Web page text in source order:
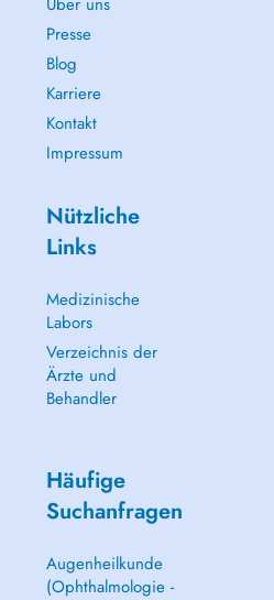
Presse
Blog
Karriere
Kontakt
Impressum
Nützliche
Links
Medizinische
Labors
Verzeichnis der
Ärzte und
Behandler
Häufige
Suchanfragen
Augenheilkunde
(Ophthalmologie -